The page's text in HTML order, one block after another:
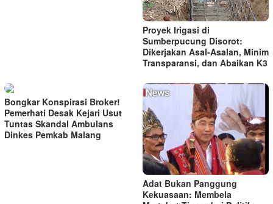
Proyek Irigasi di
Sumberpucung Disorot:
Dikerjakan Asal-Asalan, Minim
Transparansi, dan Abaikan K3
Bongkar Konspirasi Broker!
Pemerhati Desak Kejari Usut
Tuntas Skandal Ambulans
Dinkes Pemkab Malang
Adat Bukan Panggung
Kekuasaan: Membela